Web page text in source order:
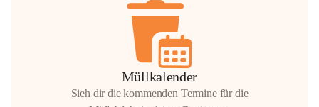
Müllkalender
Sieh dir die kommenden Termine für die